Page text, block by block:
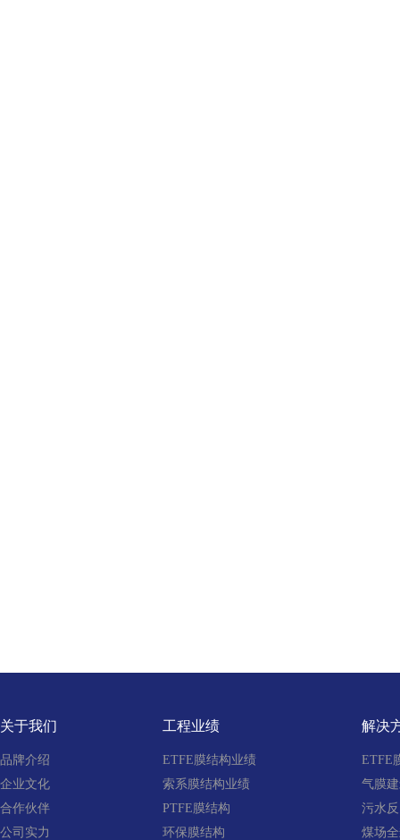
关于我们
品牌介绍
企业文化
合作伙伴
公司实力
工程业绩
ETFE膜结构业绩
索系膜结构业绩
PTFE膜结构
环保膜结构
解决
ETFE
气膜
污水
煤场